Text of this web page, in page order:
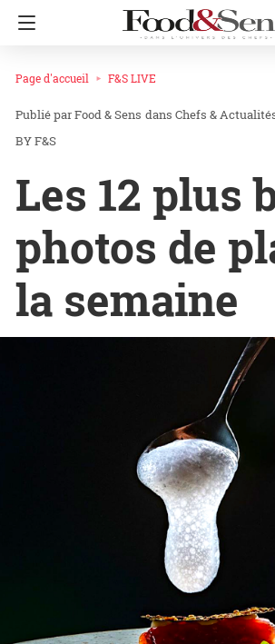
Page d'accueil F&S LIVE
Food & Sens dans Chefs &
BY F&S
Les 12 plus
photos de
la semaine